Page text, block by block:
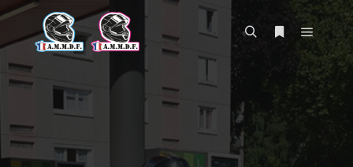
RechercherPlus d’infos
Menu